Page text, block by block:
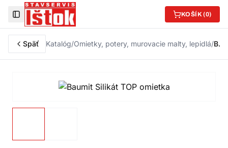
Toggle Sidebar KOŠÍK (0)
Späť Katalóg/Omietky, potery, murovacie malty, lepidlá/ Baumit Silikát TOP omietka